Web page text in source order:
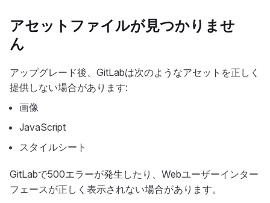
アセットファイルが見つかりませ
ん
アップグレード後、GitLabは次のようなアセットを正しく
提供しない場合があります:
画像
JavaScript
スタイルシート
GitLabで500エラーが発生したり、Webユーザーインター
フェースが正しく表示されない場合があります。